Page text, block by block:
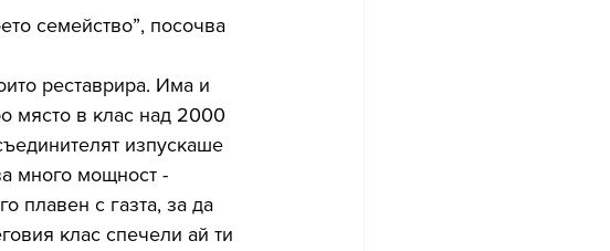
семейство”, посочва
реставрира. Има и
място в клас над 2000
изпускаше
много мощност -
плавен с газта, за да
клас спечели ай ти